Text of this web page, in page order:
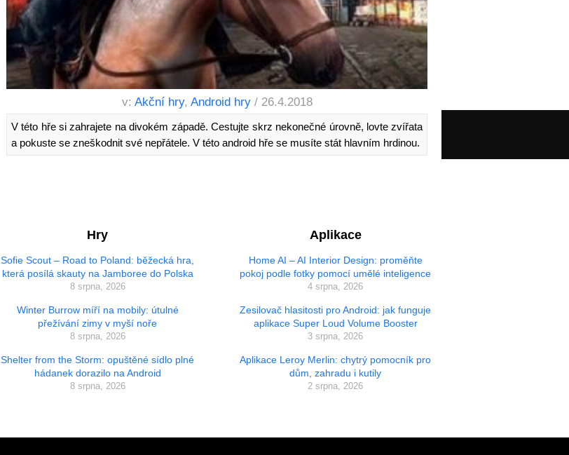
v: Akční hry, Android hry / 26.4.2018
V této hře si zahrajete na divokém západě. Cestujte skrz nekonečné úrovně, lovte zvířata
a pokuste se zneškodnit své nepřátele. V této android hře se musíte stát hlavním hrdinou.
Hry
Sofie Scout – Road to Poland: běžecká hra,
která posílá skauty na Jamboree do Polska
8 srpna, 2026
Winter Burrow míří na mobily: útulné
přežívání zimy v myší noře
8 srpna, 2026
Shelter from the Storm: opuštěné sídlo plné
hádanek dorazilo na Android
8 srpna, 2026
Aplikace
Home AI – AI Interior Design: proměňte
pokoj podle fotky pomocí umělé inteligence
4 srpna, 2026
Zesilovač hlasitosti pro Android: jak funguje
aplikace Super Loud Volume Booster
3 srpna, 2026
Aplikace Leroy Merlin: chytrý pomocník pro
dům, zahradu i kutily
2 srpna, 2026